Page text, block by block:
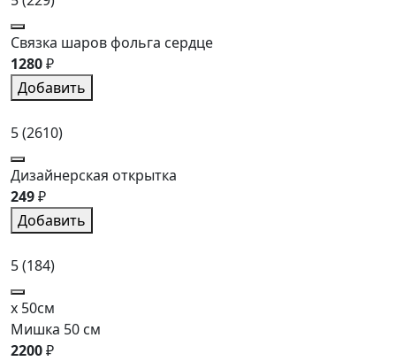
Связка шаров фольга сердце
1280₽
Добавить
5(2610)
Дизайнерская открытка
249₽
Добавить
5(184)
x 50см
Мишка 50 см
2200₽